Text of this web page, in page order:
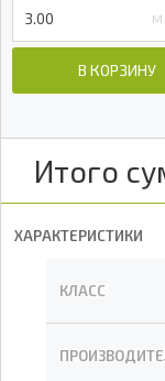
м
В КОРЗИНУ
Итого
ХАРАКТЕРИСТИКИ
КЛАСС